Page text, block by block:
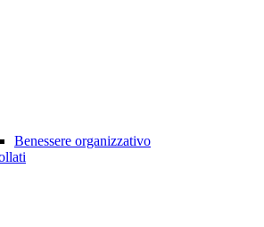
Benessere organizzativo